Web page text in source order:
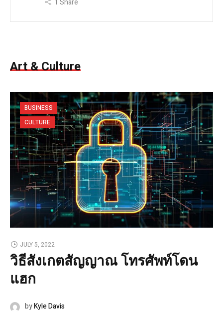
1Share
Art & Culture
BUSINESS
CULTURE
JULY 5, 2022
วิธีสังเกตสัญญาณ โทรศัพท์โดน
แฮก
byKyle Davis